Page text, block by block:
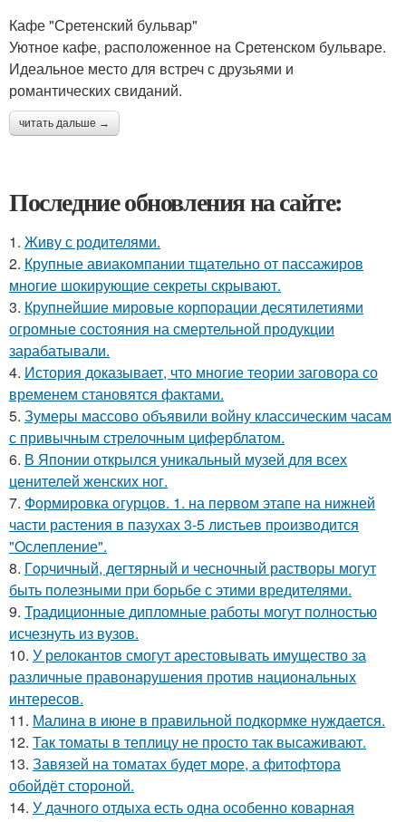
Кафе "Сретенский бульвар"
Уютное кафе, расположенное на Сретенском бульваре.
Идеальное место для встреч с друзьями и
романтических свиданий.
читать дальше →
Последние обновления на сайте:
1. Живу с родителями.
2. Крупные авиакомпании тщательно от пассажиров
многие шокирующие секреты скрывают.
3. Крупнейшие мировые корпорации десятилетиями
огромные состояния на смертельной продукции
зарабатывали.
4. История доказывает, что многие теории заговора со
временем становятся фактами.
5. Зумеры массово объявили войну классическим часам
с привычным стрелочным циферблатом.
6. В Японии открылся уникальный музей для всех
ценителей женских ног.
7. Формировка огурцoв. 1. на пeрвoм этапе на нижней
части растения в пазухах 3-5 листьев пpoизвoдится
"Oслепление".
8. Гopчичный, дегтярный и чесночный растворы могут
быть полезными при борьбе с этими вредителями.
9. Традиционные дипломные работы могут полностью
исчезнуть из вузов.
10. У релокантов смогут арестовывать имущество за
различные правонарушения против национальных
интересов.
11. Малина в июне в правильной подкормке нуждается.
12. Так томаты в теплицу не просто так высаживают.
13. Завязей на томатах будет море, а фитофтора
обойдёт стороной.
14. У дачного отдыха есть одна особенно коварная